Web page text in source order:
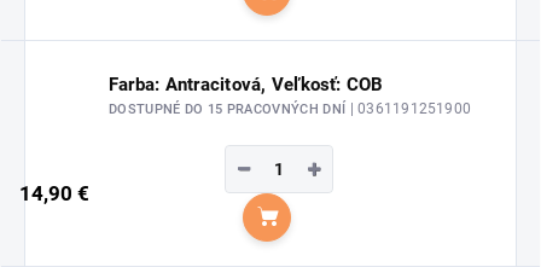
Do košíka
Farba: Antracitová, Veľkosť: COB
DOSTUPNÉ DO 15 PRACOVNÝCH DNÍ | 0361191251900
14,90 €
+
−
Do košíka